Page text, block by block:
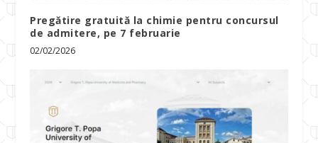
Pregătire gratuită la chimie pentru concursul
de admitere, pe 7 februarie
02/02/2026